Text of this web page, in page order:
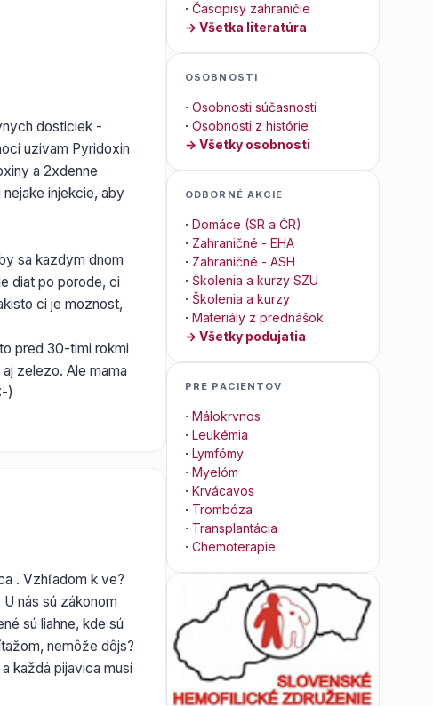
dosticiek -
uzivam Pyridoxin
a 2xdenne
injekcie, aby
sa kazdym dnom
diat po porode, ci
ci je moznost,
pred 30-timi rokmi
zelezo. Ale mama
)
. Vzhľadom k ve?
nás sú zákonom
sú liahne, kde sú
nemôže dôjs?
každá pijavica musí
· Časopisy zahraničie
→ Všetka literatúra
OSOBNOSTI
· Osobnosti súčasnosti
· Osobnosti z histórie
→ Všetky osobnosti
ODBORNÉ AKCIE
· Domáce (SR a ČR)
· Zahraničné - EHA
· Zahraničné - ASH
· Školenia a kurzy SZU
· Školenia a kurzy
· Materiály z prednášok
→ Všetky podujatia
PRE PACIENTOV
· Málokrvnos
· Leukémia
· Lymfómy
· Myelóm
· Krvácavos
· Trombóza
· Transplantácia
· Chemoterapie